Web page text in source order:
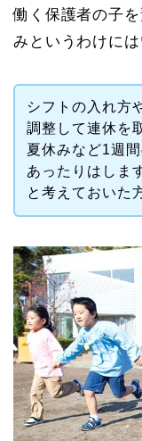
働く保護者の子
みというわけには
シフトの入れ方
調整して連休を
夏休みなど1週
あったりはしま
と考えておいた